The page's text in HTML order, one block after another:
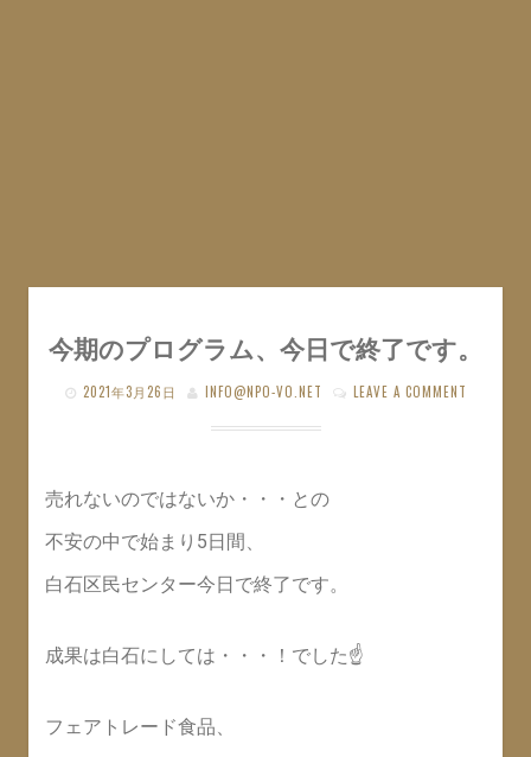
今期のプログラム、今日で終了です。
2021年3月26日 INFO@NPO-VO.NET LEAVE A COMMENT
売れないのではないか・・・との
不安の中で始まり5日間、
白石区民センター今日で終了です。
成果は白石にしては・・・！でした☝️
フェアトレード食品、